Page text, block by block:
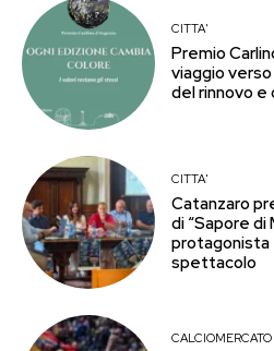
CITTA'
Premio
viaggio
del rinnovo e
CITTA'
Catanzaro
di “Sapore di
protagonista
spettacolo
CALCIOMERCATO